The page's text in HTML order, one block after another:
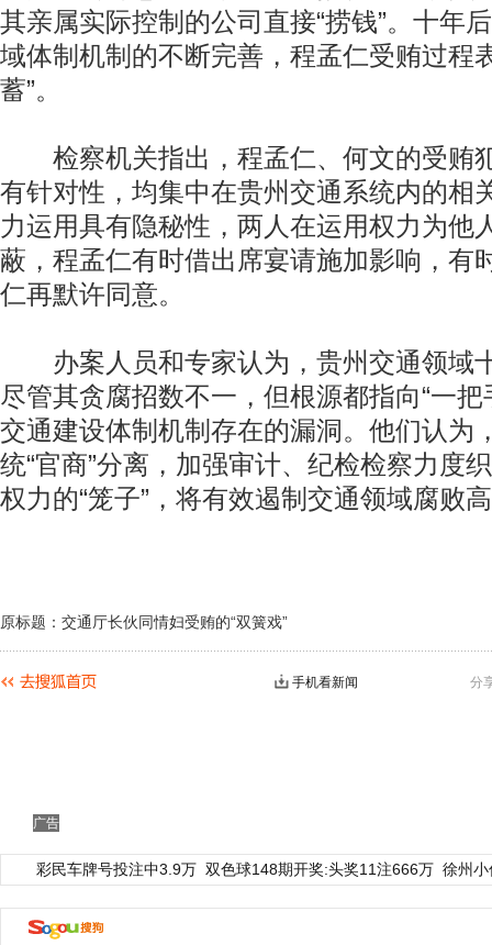
其亲属实际控制的公司直接“捞钱”。十年
域体制机制的不断完善，程孟仁受贿过程
蓄”。
检察机关指出，程孟仁、何文的受贿
有针对性，均集中在贵州交通系统内的相
力运用具有隐秘性，两人在运用权力为他
蔽，程孟仁有时借出席宴请施加影响，有
仁再默许同意。
办案人员和专家认为，贵州交通领域十
尽管其贪腐招数不一，但根源都指向“一把
交通建设体制机制存在的漏洞。他们认为
统“官商”分离，加强审计、纪检检察力度
权力的“笼子”，将有效遏制交通领域腐败
原标题：交通厅长伙同情妇受贿的“双簧戏”
分
手机看新闻
广告
彩民车牌号投注中3.9万 双色球148期开奖:头奖11注666万 徐州